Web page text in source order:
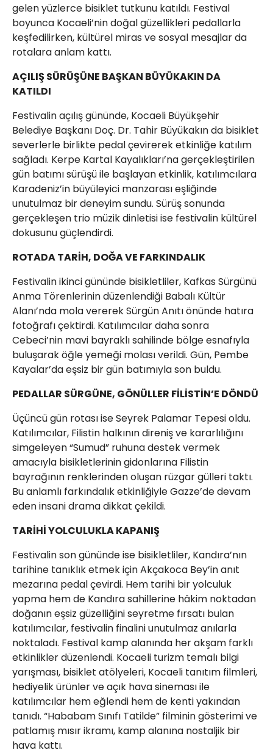
gelen yüzlerce bisiklet tutkunu katıldı. Festival
boyunca Kocaeli’nin doğal güzellikleri pedallarla
keşfedilirken, kültürel miras ve sosyal mesajlar da
rotalara anlam kattı.
AÇILIŞ SÜRÜŞÜNE BAŞKAN BÜYÜKAKIN DA
KATILDI
Festivalin açılış gününde, Kocaeli Büyükşehir
Belediye Başkanı Doç. Dr. Tahir Büyükakın da bisiklet
severlerle birlikte pedal çevirerek etkinliğe katılım
sağladı. Kerpe Kartal Kayalıkları’na gerçekleştirilen
gün batımı sürüşü ile başlayan etkinlik, katılımcılara
Karadeniz’in büyüleyici manzarası eşliğinde
unutulmaz bir deneyim sundu. Sürüş sonunda
gerçekleşen trio müzik dinletisi ise festivalin kültürel
dokusunu güçlendirdi.
ROTADA TARİH, DOĞA VE FARKINDALIK
Festivalin ikinci gününde bisikletliler, Kafkas Sürgünü
Anma Törenlerinin düzenlendiği Babalı Kültür
Alanı’nda mola vererek Sürgün Anıtı önünde hatıra
fotoğrafı çektirdi. Katılımcılar daha sonra
Cebeci’nin mavi bayraklı sahilinde bölge esnafıyla
buluşarak öğle yemeği molası verildi. Gün, Pembe
Kayalar’da eşsiz bir gün batımıyla son buldu.
PEDALLAR SÜRGÜNE, GÖNÜLLER FİLİSTİN’E DÖNDÜ
Üçüncü gün rotası ise Seyrek Palamar Tepesi oldu.
Katılımcılar, Filistin halkının direniş ve kararlılığını
simgeleyen “Sumud” ruhuna destek vermek
amacıyla bisikletlerinin gidonlarına Filistin
bayrağının renklerinden oluşan rüzgar gülleri taktı.
Bu anlamlı farkındalık etkinliğiyle Gazze’de devam
eden insani drama dikkat çekildi.
TARİHİ YOLCULUKLA KAPANIŞ
Festivalin son gününde ise bisikletliler, Kandıra’nın
tarihine tanıklık etmek için Akçakoca Bey’in anıt
mezarına pedal çevirdi. Hem tarihi bir yolculuk
yapma hem de Kandıra sahillerine hâkim noktadan
doğanın eşsiz güzelliğini seyretme fırsatı bulan
katılımcılar, festivalin finalini unutulmaz anılarla
noktaladı. Festival kamp alanında her akşam farklı
etkinlikler düzenlendi. Kocaeli turizm temalı bilgi
yarışması, bisiklet atölyeleri, Kocaeli tanıtım filmleri,
hediyelik ürünler ve açık hava sineması ile
katılımcılar hem eğlendi hem de kenti yakından
tanıdı. “Hababam Sınıfı Tatilde” filminin gösterimi ve
patlamış mısır ikramı, kamp alanına nostaljik bir
hava kattı.